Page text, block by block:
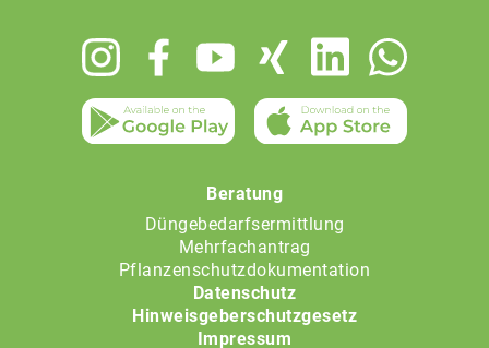
Beratung
Düngebedarfsermittlung
Mehrfachantrag
Pflanzenschutzdokumentation
Datenschutz
Hinweisgeberschutzgesetz
Impressum